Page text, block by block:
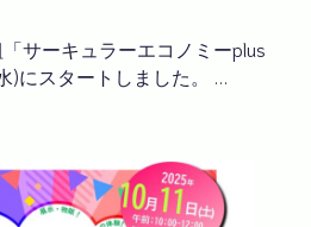
サーキュラーエコノミーplus
)にスタートしました。 …